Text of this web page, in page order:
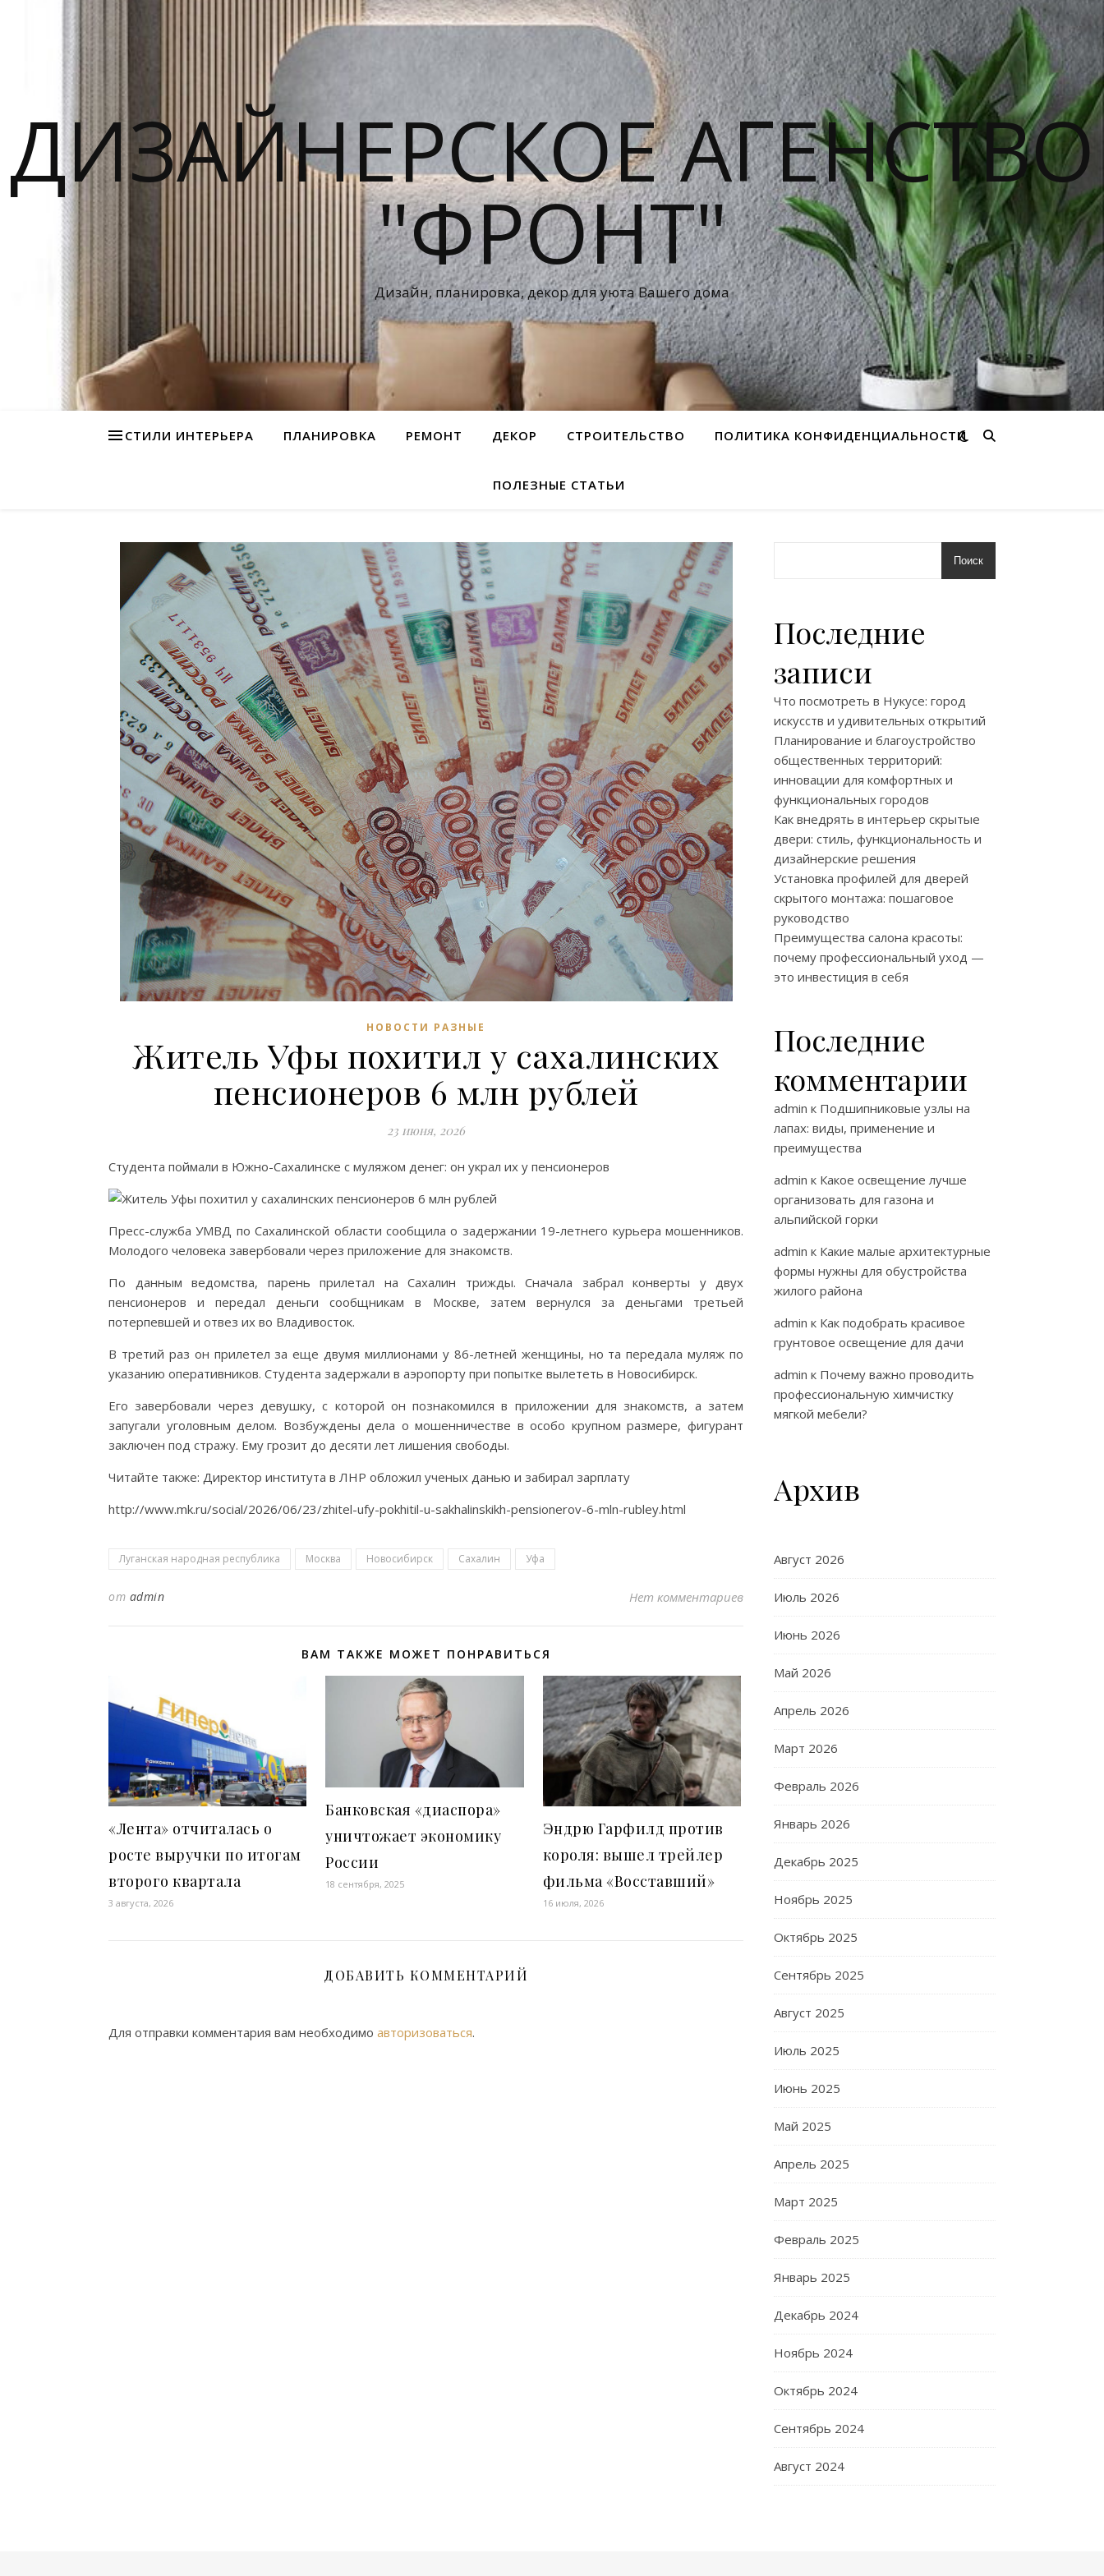
ДИЗАЙНЕРСКОЕ АГЕНСТВО
"ФРОНТ"
Дизайн, планировка, декор для уюта Вашего дома
СТИЛИ ИНТЕРЬЕРА ПЛАНИРОВКА РЕМОНТ ДЕКОР СТРОИТЕЛЬСТВО ПОЛИТИКА КОНФИДЕНЦИАЛЬНОСТИ
ПОЛЕЗНЫЕ СТАТЬИ
НОВОСТИ РАЗНЫЕ
Житель Уфы похитил у сахалинских
пенсионеров 6 млн рублей
23 июня, 2026
Студента поймали в Южно-Сахалинске с муляжом денег: он украл их у пенсионеров
Пресс-служба УМВД по Сахалинской области сообщила о задержании 19-летнего курьера мошенников.
Молодого человека завербовали через приложение для знакомств.
По данным ведомства, парень прилетал на Сахалин трижды. Сначала забрал конверты у двух
пенсионеров и передал деньги сообщникам в Москве, затем вернулся за деньгами третьей
потерпевшей и отвез их во Владивосток.
В третий раз он прилетел за еще двумя миллионами у 86-летней женщины, но та передала муляж по
указанию оперативников. Студента задержали в аэропорту при попытке вылететь в Новосибирск.
Его завербовали через девушку, с которой он познакомился в приложении для знакомств, а затем
запугали уголовным делом. Возбуждены дела о мошенничестве в особо крупном размере, фигурант
заключен под стражу. Ему грозит до десяти лет лишения свободы.
Читайте также: Директор института в ЛНР обложил ученых данью и забирал зарплату
http://www.mk.ru/social/2026/06/23/zhitel-ufy-pokhitil-u-sakhalinskikh-pensionerov-6-mln-rubley.html
Луганская народная республика Москва Новосибирск Сахалин Уфа
от admin Нет комментариев
ВАМ ТАКЖЕ МОЖЕТ ПОНРАВИТЬСЯ
«Лента» отчиталась о
росте выручки по итогам
второго квартала
3 августа, 2026
Банковская «диаспора»
уничтожает экономику
России
18 сентября, 2025
Эндрю Гарфилд против
короля: вышел трейлер
фильма «Восставший»
16 июля, 2026
ДОБАВИТЬ КОММЕНТАРИЙ
Для отправки комментария вам необходимо авторизоваться.
Поиск
Последние
записи
Что посмотреть в Нукусе: город
искусств и удивительных открытий
Планирование и благоустройство
общественных территорий:
инновации для комфортных и
функциональных городов
Как внедрять в интерьер скрытые
двери: стиль, функциональность и
дизайнерские решения
Установка профилей для дверей
скрытого монтажа: пошаговое
руководство
Преимущества салона красоты:
почему профессиональный уход —
это инвестиция в себя
Последние
комментарии
admin к Подшипниковые узлы на
лапах: виды, применение и
преимущества
admin к Какое освещение лучше
организовать для газона и
альпийской горки
admin к Какие малые архитектурные
формы нужны для обустройства
жилого района
admin к Как подобрать красивое
грунтовое освещение для дачи
admin к Почему важно проводить
профессиональную химчистку
мягкой мебели?
Архив
Август 2026
Июль 2026
Июнь 2026
Май 2026
Апрель 2026
Март 2026
Февраль 2026
Январь 2026
Декабрь 2025
Ноябрь 2025
Октябрь 2025
Сентябрь 2025
Август 2025
Июль 2025
Июнь 2025
Май 2025
Апрель 2025
Март 2025
Февраль 2025
Январь 2025
Декабрь 2024
Ноябрь 2024
Октябрь 2024
Сентябрь 2024
Август 2024